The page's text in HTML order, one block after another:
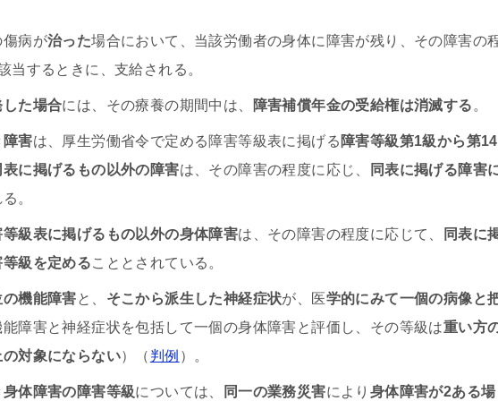
傷病が治った場合において、当該労働者の身体に障害が残り、その障害の
当するときに、支給される。
した場合には、その療養の期間中は、 障害補償年金の受給権は消滅する 。
障害は、厚生労働省令で定める障害等級表に掲げる 障害等級第1級から第14
表に掲げるもの以外の障害は、その障害の程度に応じ、
同表に掲げる障害
。
等級表に掲げるもの以外の身体障害は、その障害の程度に応じて、
同表に
級を定めることとされている。
機能障害と、 そこから派生した神経症状が、医学的にみて一個の病像と
障害と神経症状を包括して一個の身体障害と評価し、その等級は重い方
対象にならない）（ 判例 ）。
体障害の障害等級については、 同一の業務災害により 身体障害が2ある場